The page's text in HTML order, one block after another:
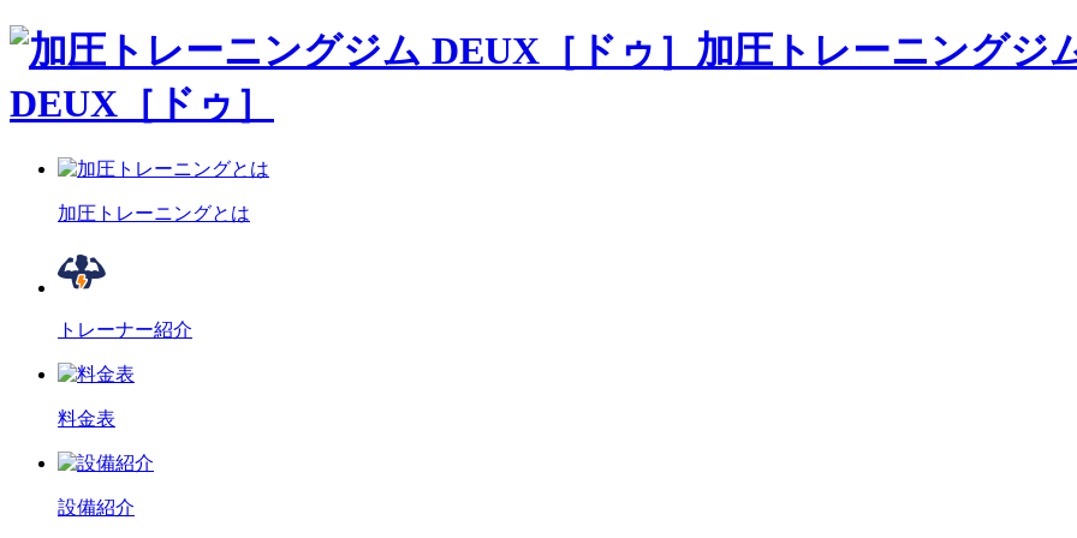
加圧トレーニングジ
DEUX［ドゥ］
加圧トレーニングとは
トレーナー紹介
料金表
設備紹介